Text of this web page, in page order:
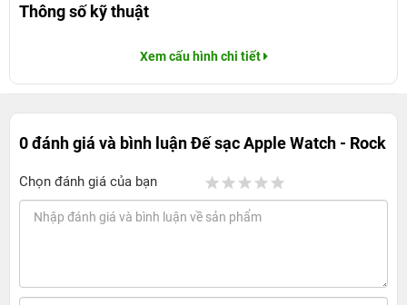
Thông số kỹ thuật
Xem cấu hình chi tiết
0 đánh giá và bình luậnĐế sạc Apple Watch - Rock
Chọn đánh giá của bạn